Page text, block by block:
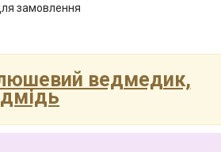
замовлення
ведмедик,